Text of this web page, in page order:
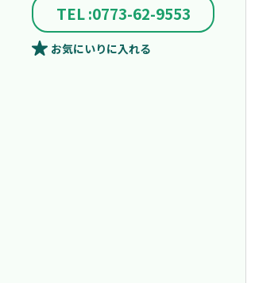
TEL :0773-62-9553
お気にいりに入れる